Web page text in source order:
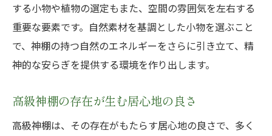
する小物や植物の選定もまた、空間の雰囲気を左右する
重要な要素です。自然素材を基調とした小物を選ぶこと
で、神棚の持つ自然のエネルギーをさらに引き立て、精
神的な安らぎを提供する環境を作り出します。
高級神棚の存在が生む居心地の良さ
高級神棚は、その存在がもたらす居心地の良さで、多く